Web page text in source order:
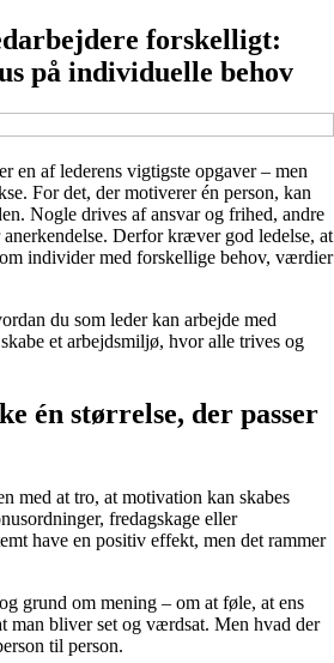
forskelligt:
på individuelle behov
en af lederens vigtigste opgaver – men
For det, der motiverer én person, kan
Nogle drives af ansvar og frihed, andre
Derfor kræver god ledelse, at
individer med forskellige behov, værdier
du som leder kan arbejde med
et arbejdsmiljø, hvor alle trives og
én størrelse, der passer
med at tro, at motivation kan skabes
fredagskage eller
have en positiv effekt, men det rammer
grund om mening – om at føle, at ens
man bliver set og værdsat. Men hvad der
til person.